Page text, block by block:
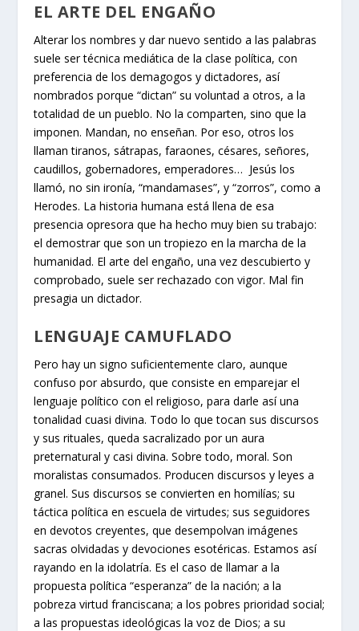
EL ARTE DEL ENGAÑO
Alterar los nombres y dar nuevo sentido a las palabras
suele ser técnica mediática de la clase política, con
preferencia de los demagogos y dictadores, así
nombrados porque “dictan” su voluntad a otros, a la
totalidad de un pueblo. No la comparten, sino que la
imponen. Mandan, no enseñan. Por eso, otros los
llaman tiranos, sátrapas, faraones, césares, señores,
caudillos, gobernadores, emperadores… Jesús los
llamó, no sin ironía, “mandamases”, y “zorros”, como a
Herodes. La historia humana está llena de esa
presencia opresora que ha hecho muy bien su trabajo:
el demostrar que son un tropiezo en la marcha de la
humanidad. El arte del engaño, una vez descubierto y
comprobado, suele ser rechazado con vigor. Mal fin
presagia un dictador.
LENGUAJE CAMUFLADO
Pero hay un signo suficientemente claro, aunque
confuso por absurdo, que consiste en emparejar el
lenguaje político con el religioso, para darle así una
tonalidad cuasi divina. Todo lo que tocan sus discursos
y sus rituales, queda sacralizado por un aura
preternatural y casi divina. Sobre todo, moral. Son
moralistas consumados. Producen discursos y leyes a
granel. Sus discursos se convierten en homilías; su
táctica política en escuela de virtudes; sus seguidores
en devotos creyentes, que desempolvan imágenes
sacras olvidadas y devociones esotéricas. Estamos así
rayando en la idolatría. Es el caso de llamar a la
propuesta política “esperanza” de la nación; a la
pobreza virtud franciscana; a los pobres prioridad social;
a las propuestas ideológicas la voz de Dios; a su